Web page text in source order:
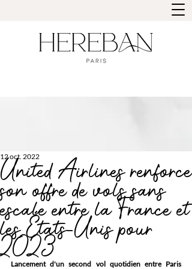
United Airlines renforce
son offre de vols sans
escale entre la France et
les États-Unis pour
2023
12 oct. 2022
Lancement d'un second vol quotidien entre Paris